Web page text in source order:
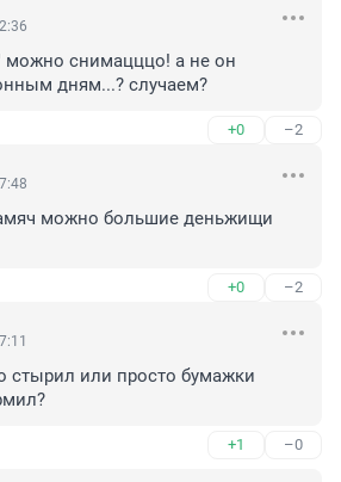
можно снимацццо! а не он
дням...? случаем?
+0 –2
можно большие деньжищи
+0 –2
стырил или просто бумажки
+1 –0